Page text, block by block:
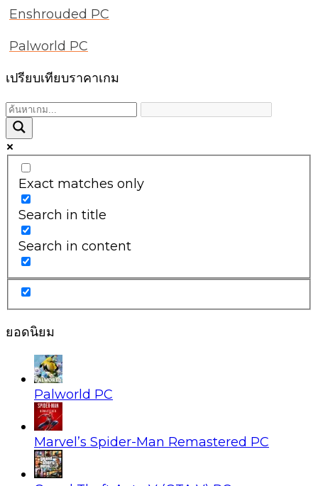
Enshrouded PC
Palworld PC
เปรียบเทียบราคาเกม
Exact matches only
Search in title
Search in content
ยอดนิยม
Palworld PC
Marvel’s Spider-Man Remastered PC